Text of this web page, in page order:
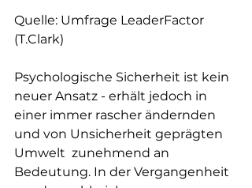
Quelle: Umfrage LeaderFactor
(T.Clark)
Psychologische Sicherheit ist kein
neuer Ansatz - erhält jedoch in
einer immer rascher ändernden
und von Unsicherheit geprägten
Umwelt  zunehmend an
Bedeutung. In der Vergangenheit